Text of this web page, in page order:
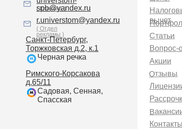
r.universtom@yandex.ru
( Отдел
рекламы )
spb@yandex.ru
( Клиника )
Акции
Вопрос-
Статьи
вычет
Контакты
Отзывы
Санкт-Петербург,
Торжковская д.2, к.1
Черная речка
Римского-Корсакова
д.65/11
Садовая, Сенная,
Спасская